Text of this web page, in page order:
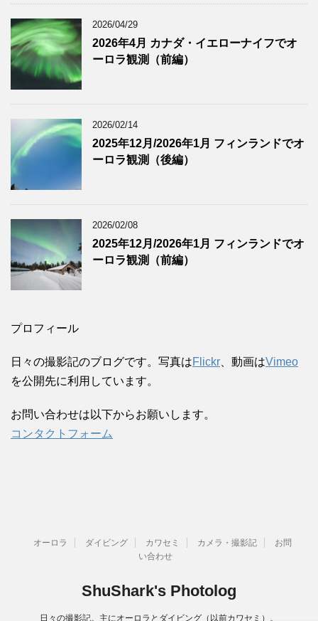
2026/04/29
2026年4月 カナダ・イエローナイフでオ
ーロラ観測（前編）
2026/02/14
2025年12月/2026年1月 フィンランドでオ
ーロラ観測（後編）
2026/02/08
2025年12月/2026年1月 フィンランドでオ
ーロラ観測（前編）
プロフィール
日々の撮影記のブログです。写真はFlickr 、動画はVimeo
を公開先に利用しています。
お問い合わせは以下からお願いします。
コンタクトフォーム
オーロラ ダイビング カワセミ カメラ・撮影記
お問
い合わせ
ShuShark's Photolog
日々の撮影記。主にオーロラとダイビング（以前カワセミ）。